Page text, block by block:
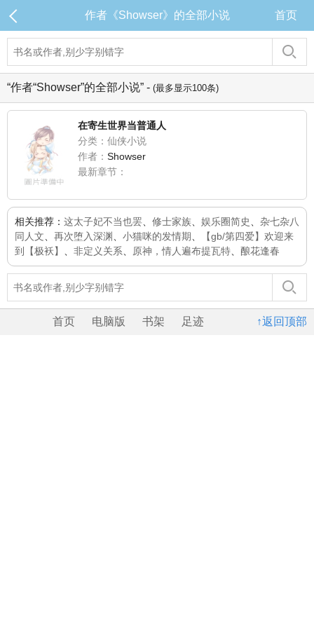
作者《Showser》的全部小说 首页
“作者“Showser”的全部小说” - (最多显示100条)
在寄生世界当普通人
分类：仙侠小说
作者： Showser
最新章节：
相关推荐： 这太子妃不当也罢 修士家族 娱乐圈简史
杂七杂八
同人文
再次堕入深渊 小猫咪的发情期
【gb/第四爱】欢迎来
到【极袄】
非定义关系 原神，情人遍布提瓦特 酿花逢春
↑返回顶部
首页 电脑版 书架 足迹